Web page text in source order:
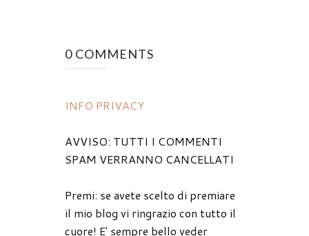
0 COMMENTS
INFO PRIVACY
AVVISO: TUTTI I COMMENTI
SPAM VERRANNO CANCELLATI
Premi: se avete scelto di premiare
il mio blog vi ringrazio con tutto il
cuore! E' sempre bello veder